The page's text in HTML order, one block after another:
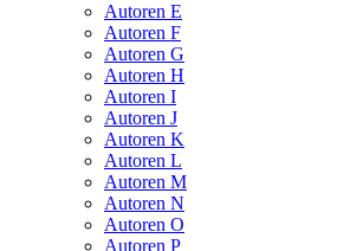
Autoren E
Autoren F
Autoren G
Autoren H
Autoren I
Autoren J
Autoren K
Autoren L
Autoren M
Autoren N
Autoren O
Autoren P